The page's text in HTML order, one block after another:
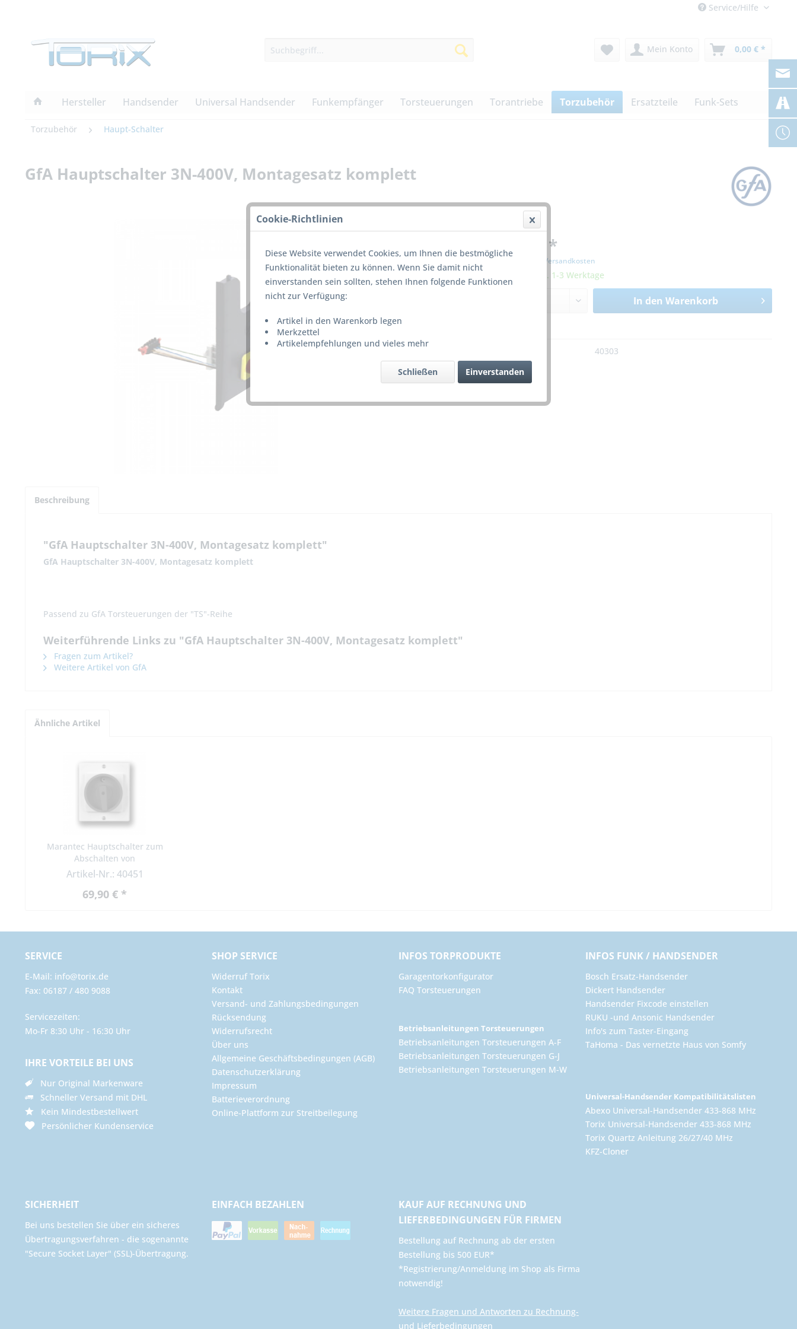
Service/Hilfe
Mein Konto 0,00 € *
Hersteller Handsender Universal Handsender Funkempfänger Torsteuerungen Torantriebe Torzubehör Ersatzteile Funk-Sets
Torzubehör Haupt-Schalter
GfA Hauptschalter 3N-400V, Montagesatz komplett
88,00 € *
inkl. MwSt. zzgl. Versandkosten
Lieferzeit ca. 1-3 Werktage
In den Warenkorb
40303
Beschreibung
"GfA Hauptschalter 3N-400V, Montagesatz komplett"
GfA Hauptschalter 3N-400V, Montagesatz komplett
Passend zu GfA Torsteuerungen der "TS"-Reihe
Weiterführende Links zu "GfA Hauptschalter 3N-400V, Montagesatz komplett"
Fragen zum Artikel?
Weitere Artikel von GfA
Ähnliche Artikel
Marantec Hauptschalter zum
Abschalten von
Antriebssystemen
Artikel-Nr.: 40451
69,90 € *
SERVICE
E-Mail: info@torix.de
Fax: 06187 / 480 9088
Servicezeiten:
Mo-Fr 8:30 Uhr - 16:30 Uhr
IHRE VORTEILE BEI UNS
Nur Original Markenware
Schneller Versand mit DHL
Kein Mindestbestellwert
Persönlicher Kundenservice
SHOP SERVICE
Widerruf Torix
Kontakt
Versand- und Zahlungsbedingungen
Rücksendung
Widerrufsrecht
Über uns
Allgemeine Geschäftsbedingungen (AGB)
Datenschutzerklärung
Impressum
Batterieverordnung
Online-Plattform zur Streitbeilegung
INFOS TORPRODUKTE
Garagentorkonfigurator
FAQ Torsteuerungen
Betriebsanleitungen Torsteuerungen
Betriebsanleitungen Torsteuerungen A-F
Betriebsanleitungen Torsteuerungen G-J
Betriebsanleitungen Torsteuerungen M-W
INFOS FUNK / HANDSENDER
Bosch Ersatz-Handsender
Dickert Handsender
Handsender Fixcode einstellen
RUKU -und Ansonic Handsender
Info's zum Taster-Eingang
TaHoma - Das vernetzte Haus von Somfy
Universal-Handsender Kompatibilitätslisten
Abexo Universal-Handsender 433-868 MHz
Torix Universal-Handsender 433-868 MHz
Torix Quartz Anleitung 26/27/40 MHz
KFZ-Cloner
SICHERHEIT
Bei uns bestellen Sie über ein sicheres
Übertragungsverfahren - die sogenannte
"Secure Socket Layer" (SSL)-Übertragung.
EINFACH BEZAHLEN
KAUF AUF RECHNUNG UND
LIEFERBEDINGUNGEN FÜR FIRMEN
​Bestellung auf Rechnung ab der ersten
Bestellung bis 500 EUR*
*Registrierung/Anmeldung im Shop als Firma
notwendig!
Weitere Fragen und Antworten zu Rechnung-
und Lieferbedingungen
Cookie-Richtlinien
Diese Website verwendet Cookies, um Ihnen die bestmögliche
Funktionalität bieten zu können. Wenn Sie damit nicht
einverstanden sein sollten, stehen Ihnen folgende Funktionen
nicht zur Verfügung:
Artikel in den Warenkorb legen
Merkzettel
Artikelempfehlungen und vieles mehr
Einverstanden
Schließen